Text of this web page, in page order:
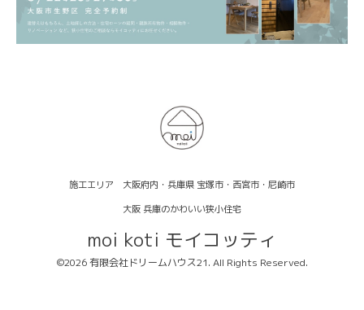
施工エリア 大阪府内・兵庫県 宝塚市・西宮市・尼崎市
大阪 兵庫のかわいい狭小住宅
moi koti モイコッティ
©2026有限会社ドリームハウス21. All Rights Reserved.